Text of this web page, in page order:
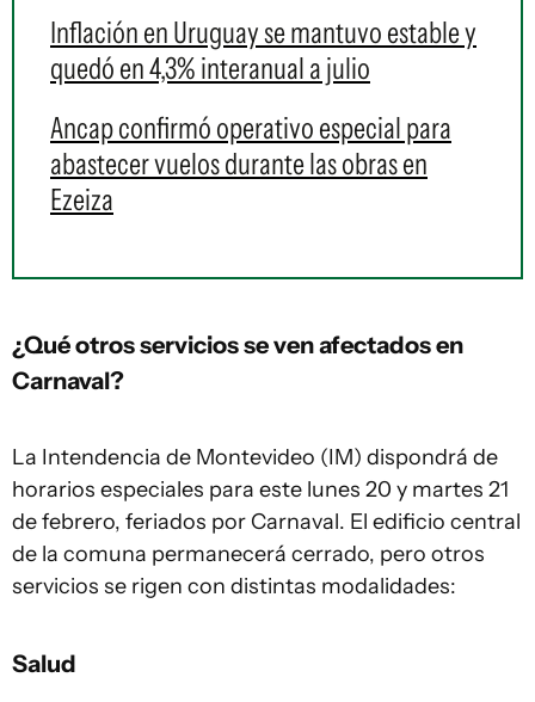
Inflación en Uruguay se mantuvo estable y
quedó en 4,3% interanual a julio
Ancap confirmó operativo especial para
abastecer vuelos durante las obras en
Ezeiza
¿Qué otros servicios se ven afectados en
Carnaval?
La Intendencia de Montevideo (IM) dispondrá de
horarios especiales para este lunes 20 y martes 21
de febrero, feriados por Carnaval. El edificio central
de la comuna permanecerá cerrado, pero otros
servicios se rigen con distintas modalidades:
Salud